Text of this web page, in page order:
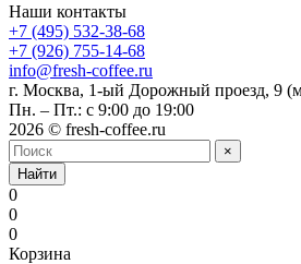
Наши контакты
+7 (495) 532-38-68
+7 (926) 755-14-68
info@fresh-coffee.ru
г. Москва, 1-ый Дорожный проезд, 9
Пн. – Пт.: с 9:00 до 19:00
2026 © fresh-coffee.ru
×
Найти
0
0
0
Корзина